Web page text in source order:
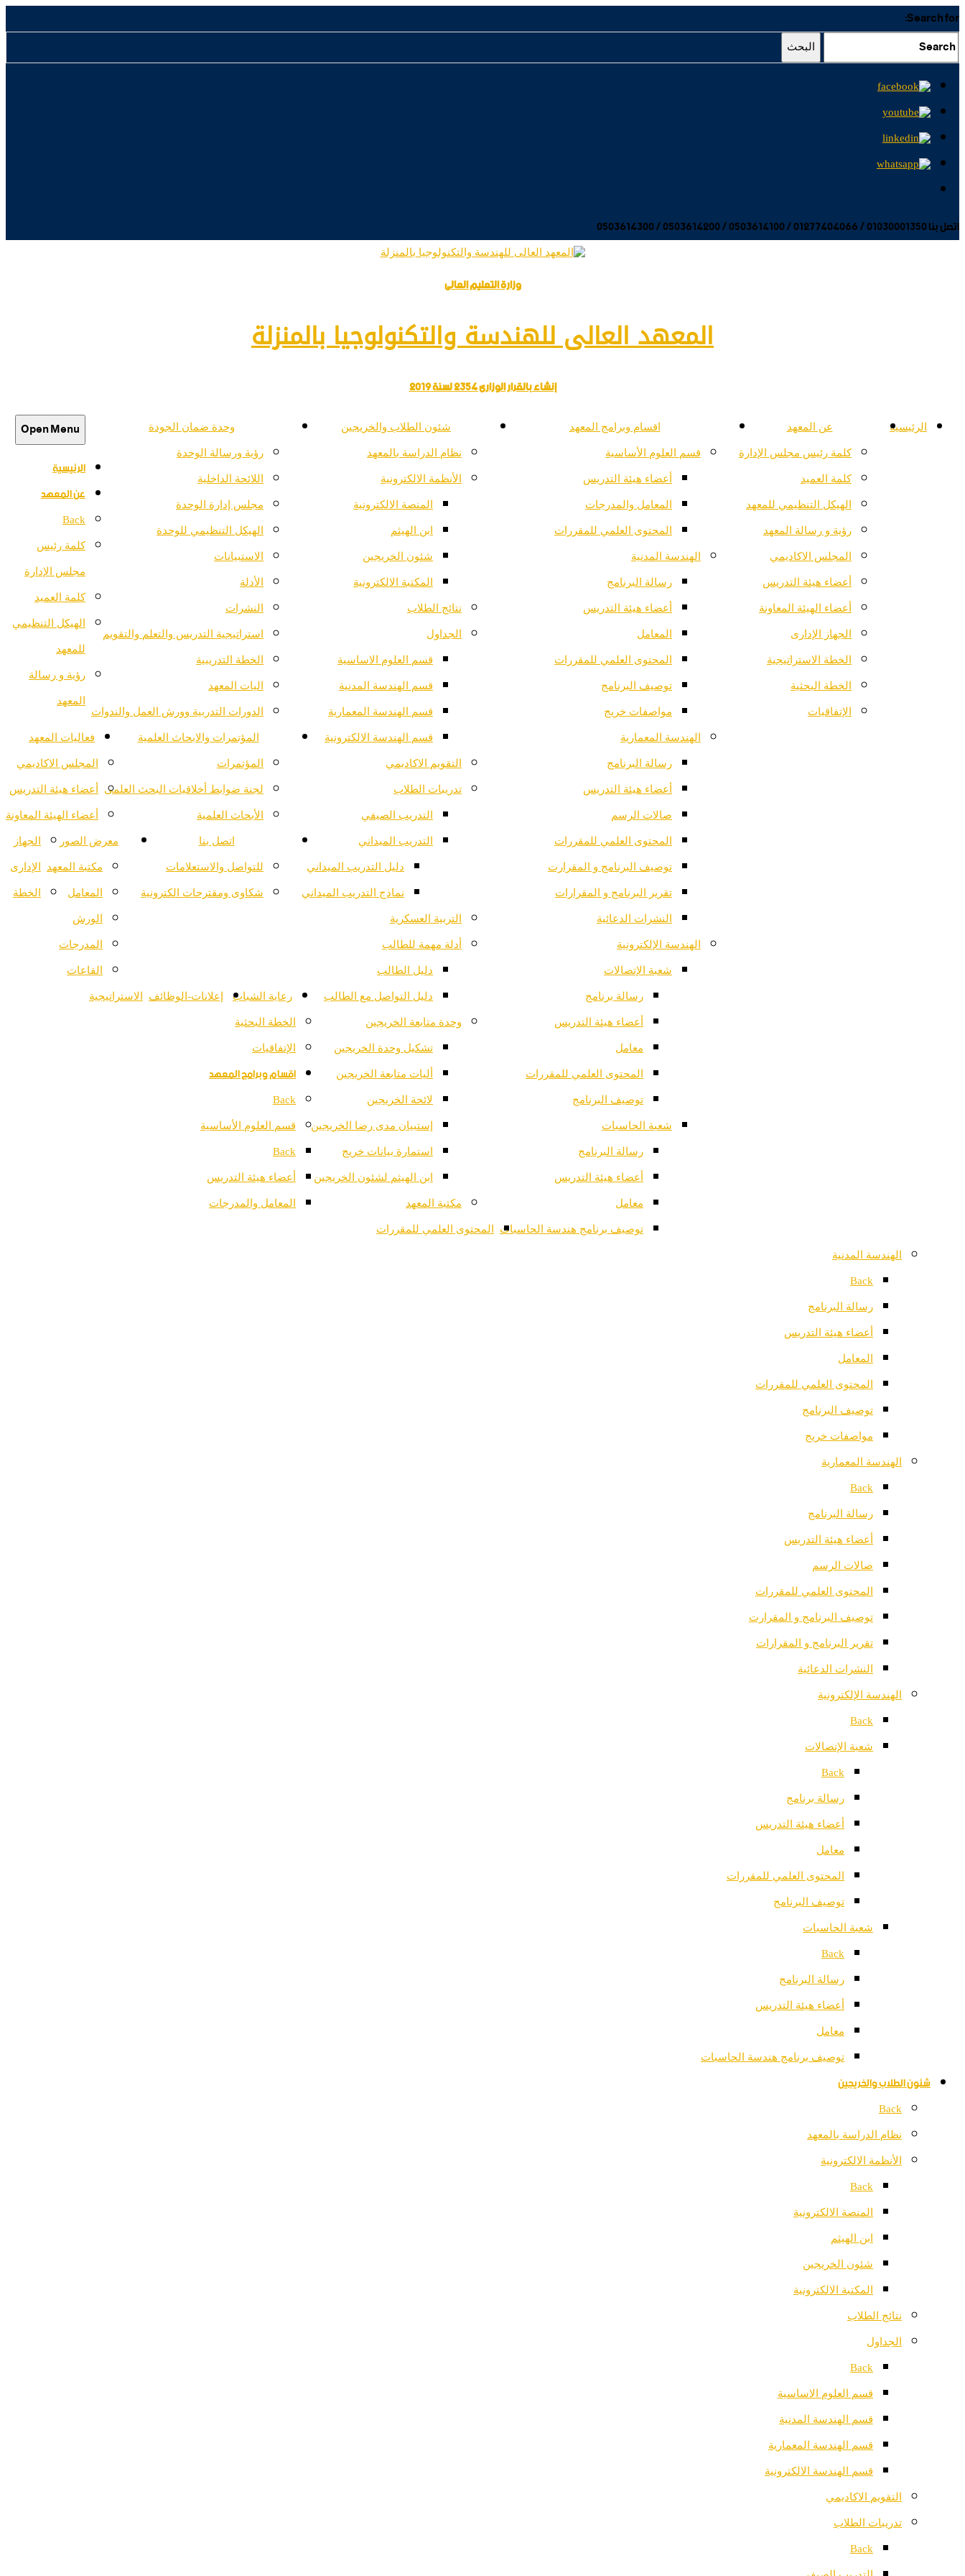
Search for:
البحث
اتصل بنا 01030001350 / 01277404066 / 0503614100 / 0503614200 / 0503614300
وزارة التعليم العالى
المعهد العالى للهندسة والتكنولوجيا بالمنزلة
إنشاء بالقرار الوزارى 2354 لسنة 2019
الرئيسية عن المعهد
كلمة رئيس مجلس الإدارة
كلمة العميد
الهيكل التنظيمي للمعهد
رؤية و رسالة المعهد
المجلس الاكاديمي
أعضاء هيئة التدريس
أعضاء الهيئة المعاونة
الجهاز الإدارى
الخطة الاستراتيجية
الخطة البحثية
الإتفاقيات
اقسام وبرامج المعهد
قسم العلوم الأساسية
أعضاء هيئة التدريس
المعامل والمدرجات
المحتوى العلمي للمقررات
الهندسة المدنية
رسالة البرنامج
أعضاء هيئة التدريس
المعامل
المحتوى العلمي للمقررات
توصيف البرنامج
مواصفات خريج
الهندسة المعمارية
رسالة البرنامج
أعضاء هيئة التدريس
صالات الرسم
المحتوى العلمي للمقررات
توصيف البرنامج و المقرارت
تقرير البرنامج و المقرارات
النشرات الدعائية
الهندسة الإلكترونية
شعبة الإتصالات
رسالة برنامج
أعضاء هيئة التدريس
معامل
المحتوى العلمي للمقررات
توصيف البرنامج
شعبة الحاسبات
رسالة البرنامج
أعضاء هيئة التدريس
معامل
توصيف برنامج هندسة الحاسبات
شئون الطلاب والخريجين
نظام الدراسة بالمعهد
الأنظمة الالكترونية
المنصة الالكترونية
ابن الهيثم
شئون الخريجين
المكتبة الالكترونية
نتائج الطلاب
الجداول
قسم العلوم الاساسية
قسم الهندسة المدنية
قسم الهندسة المعمارية
قسم الهندسة الالكترونية
التقويم الاكاديمي
تدريبات الطلاب
التدريب الصيفي
التدريب الميداني
دليل التدريب الميداني
نماذج التدريب الميداني
التربية العسكرية
أدلة مهمة للطالب
دليل الطالب
دليل التواصل مع الطالب
وحدة متابعة الخريجين
تشكيل وحدة الخريجين
أليات متابعة الخريجين
لائحة الخريجين
إستبيان مدى رضا الخريجين
استمارة بيانات خريج
ابن الهيثم لشئون الخريجين
مكتبة المعهد
وحدة ضمان الجودة
رؤية ورسالة الوحدة
اللائحة الداخلية
مجلس إدارة الوحدة
الهيكل التنظيمي للوحدة
الاستبيانات
الأدلة
النشرات
استراتيجية التدريس والتعلم والتقويم
الخطة التدريبية
اليات المعهد
الدورات التدربية وورش العمل والندوات
المؤتمرات والابحاث العلمية
المؤتمرات
لجنة ضوابط أخلاقيات البحث العلمى
الأبحاث العلمية
فعاليات المعهد
اتصل بنا
للتواصل والاستعلامات
شكاوى ومقترحات الكترونية
معرض الصور
مكتبة المعهد
المعامل
الورش
المدرجات
القاعات
رعاية الشباب إعلانات-الوظائف
Open Menu
الرئيسية
عن المعهد
Back
كلمة رئيس
مجلس الإدارة
كلمة العميد
الهيكل التنظيمي
للمعهد
رؤية و رسالة
المعهد
المجلس الاكاديمي
أعضاء هيئة التدريس
أعضاء الهيئة المعاونة
الجهاز
الإدارى
الخطة
الاستراتيجية
الخطة البحثية
الإتفاقيات
اقسام وبرامج المعهد
Back
قسم العلوم الأساسية
Back
أعضاء هيئة التدريس
المعامل والمدرجات
المحتوى العلمي للمقررات
الهندسة المدنية
Back
رسالة البرنامج
أعضاء هيئة التدريس
المعامل
المحتوى العلمي للمقررات
توصيف البرنامج
مواصفات خريج
الهندسة المعمارية
Back
رسالة البرنامج
أعضاء هيئة التدريس
صالات الرسم
المحتوى العلمي للمقررات
توصيف البرنامج و المقرارت
تقرير البرنامج و المقرارات
النشرات الدعائية
الهندسة الإلكترونية
Back
شعبة الإتصالات
Back
رسالة برنامج
أعضاء هيئة التدريس
معامل
المحتوى العلمي للمقررات
توصيف البرنامج
شعبة الحاسبات
Back
رسالة البرنامج
أعضاء هيئة التدريس
معامل
توصيف برنامج هندسة الحاسبات
شئون الطلاب والخريجين
Back
نظام الدراسة بالمعهد
الأنظمة الالكترونية
Back
المنصة الالكترونية
ابن الهيثم
شئون الخريجين
المكتبة الالكترونية
نتائج الطلاب
الجداول
Back
قسم العلوم الاساسية
قسم الهندسة المدنية
قسم الهندسة المعمارية
قسم الهندسة الالكترونية
التقويم الاكاديمي
تدريبات الطلاب
Back